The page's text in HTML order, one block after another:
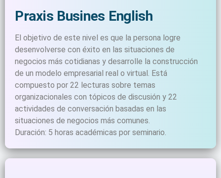
Praxis Busines English
El objetivo de este nivel es que la persona logre
desenvolverse con éxito en las situaciones de
negocios más cotidianas y desarrolle la construcción
de un modelo empresarial real o virtual. Está
compuesto por 22 lecturas sobre temas
organizacionales con tópicos de discusión y 22
actividades de conversación basadas en las
situaciones de negocios más comunes.
Duración: 5 horas académicas por seminario.